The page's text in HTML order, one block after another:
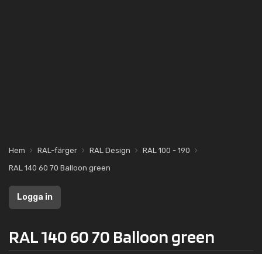
Hem RAL-färger RAL Design
RAL 100 - 190
RAL 140 60 70 Balloon green
Logga in
RAL 140 60 70 Balloon green